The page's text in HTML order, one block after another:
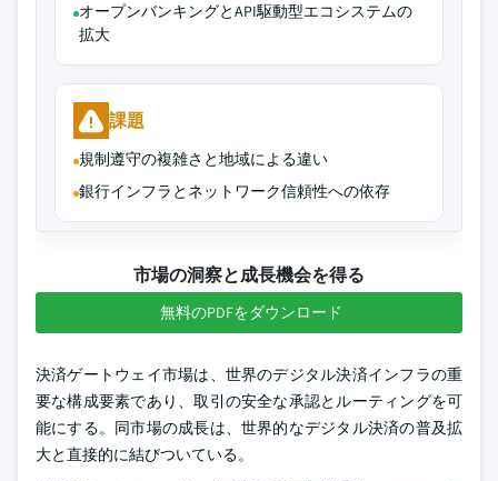
オープンバンキングとAPI駆動型エコシステムの
拡大
課題
規制遵守の複雑さと地域による違い
銀行インフラとネットワーク信頼性への依存
市場の洞察と成長機会を得る
無料のPDFをダウンロード
決済ゲートウェイ市場は、世界のデジタル決済インフラの重
要な構成要素であり、取引の安全な承認とルーティングを可
能にする。同市場の成長は、世界的なデジタル決済の普及拡
大と直接的に結びついている。